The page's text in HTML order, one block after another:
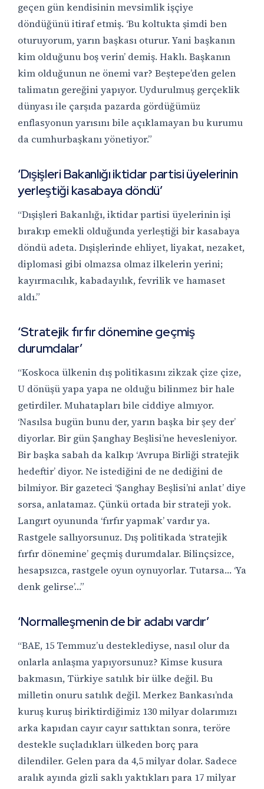
geçen gün kendisinin mevsimlik işçiye
döndüğünü itiraf etmiş. ‘Bu koltukta şimdi ben
oturuyorum, yarın başkası oturur. Yani başkanın
kim olduğunu boş verin’ demiş. Haklı. Başkanın
kim olduğunun ne önemi var? Beştepe’den gelen
talimatın gereğini yapıyor. Uydurulmuş gerçeklik
dünyası ile çarşıda pazarda gördüğümüz
enflasyonun yarısını bile açıklamayan bu kurumu
da cumhurbaşkanı yönetiyor.”
‘Dışişleri Bakanlığı iktidar partisi üyelerinin
yerleştiği kasabaya döndü’
“Dışişleri Bakanlığı, iktidar partisi üyelerinin işi
bırakıp emekli olduğunda yerleştiği bir kasabaya
döndü adeta. Dışişlerinde ehliyet, liyakat, nezaket,
diplomasi gibi olmazsa olmaz ilkelerin yerini;
kayırmacılık, kabadayılık, fevrilik ve hamaset
aldı.”
‘Stratejik fırfır dönemine geçmiş
durumdalar’
“Koskoca ülkenin dış politikasını zikzak çize çize,
U dönüşü yapa yapa ne olduğu bilinmez bir hale
getirdiler. Muhatapları bile ciddiye almıyor.
‘Nasılsa bugün bunu der, yarın başka bir şey der’
diyorlar. Bir gün Şanghay Beşlisi’ne hevesleniyor.
Bir başka sabah da kalkıp ‘Avrupa Birliği stratejik
hedeftir’ diyor. Ne istediğini de ne dediğini de
bilmiyor. Bir gazeteci ‘Şanghay Beşlisi’ni anlat’ diye
sorsa, anlatamaz. Çünkü ortada bir strateji yok.
Langırt oyununda ‘fırfır yapmak’ vardır ya.
Rastgele sallıyorsunuz. Dış politikada ‘stratejik
fırfır dönemine’ geçmiş durumdalar. Bilinçsizce,
hesapsızca, rastgele oyun oynuyorlar. Tutarsa… ‘Ya
denk gelirse’…”
‘Normalleşmenin de bir adabı vardır’
“BAE, 15 Temmuz’u desteklediyse, nasıl olur da
onlarla anlaşma yapıyorsunuz? Kimse kusura
bakmasın, Türkiye satılık bir ülke değil. Bu
milletin onuru satılık değil. Merkez Bankası’nda
kuruş kuruş biriktirdiğimiz 130 milyar dolarımızı
arka kapıdan cayır cayır sattıktan sonra, teröre
destekle suçladıkları ülkeden borç para
dilendiler. Gelen para da 4,5 milyar dolar. Sadece
aralık ayında gizli saklı yaktıkları para 17 milyar